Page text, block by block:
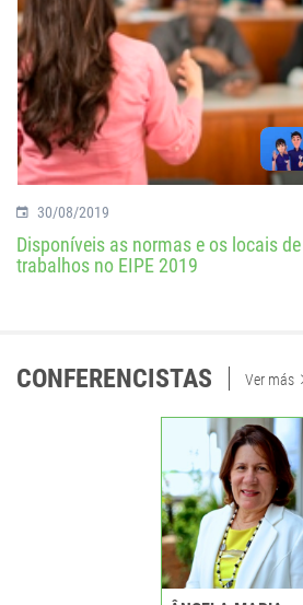
30/08/2019
Disponíveis as normas e os locais
trabalhos no EIPE 2019
CONFERENCISTAS Ver más